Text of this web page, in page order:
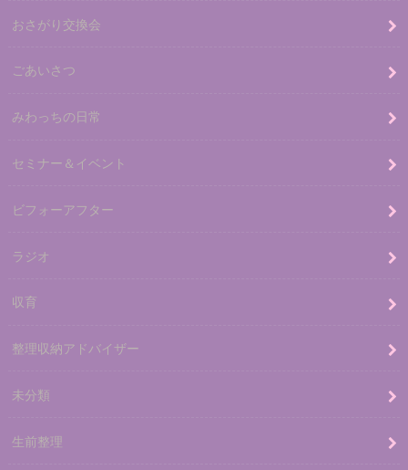
おさがり交換会
ごあいさつ
みわっちの日常
セミナー＆イベント
ビフォーアフター
ラジオ
収育
整理収納アドバイザー
未分類
生前整理